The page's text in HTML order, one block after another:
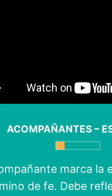
ACOMPAÑANTES –
marca la
de fe. Debe